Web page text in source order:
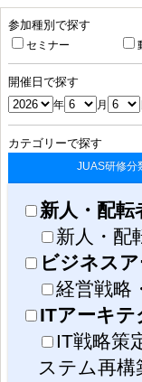
参加種別で探す
セミナー
開催日で探す
年 月
カテゴリーで探す
JUAS研修分
新人・配転
新人・配
ビジネス
経営戦略
ITアーキテ
IT戦略策
ステム再構